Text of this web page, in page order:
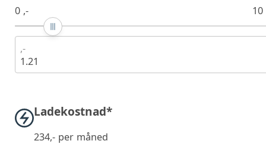
0 ,-
10
,-
1.21
Ladekostnad*
234,- per måned